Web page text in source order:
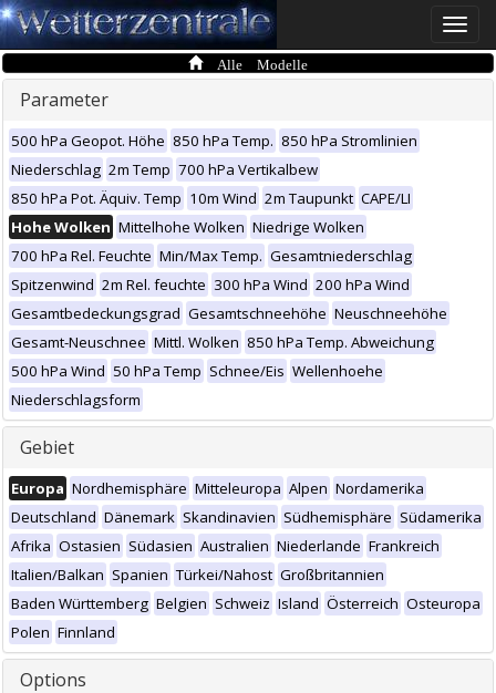
Toggle
Alle Modelle
Parameter
500 hPa Geopot. Höhe 850 hPa Temp. 850 hPa Stromlinien
Niederschlag 2m Temp 700 hPa Vertikalbew
850 hPa Pot. Äquiv. Temp 10m Wind 2m Taupunkt CAPE/LI
Hohe Wolken Mittelhohe Wolken Niedrige Wolken
700 hPa Rel. Feuchte Min/Max Temp. Gesamtniederschlag
Spitzenwind 2m Rel. feuchte 300 hPa Wind 200 hPa Wind
Gesamtbedeckungsgrad Gesamtschneehöhe Neuschneehöhe
Gesamt-Neuschnee Mittl. Wolken 850 hPa Temp. Abweichung
500 hPa Wind 50 hPa Temp Schnee/Eis Wellenhoehe
Niederschlagsform
Gebiet
Europa Nordhemisphäre Mitteleuropa Alpen Nordamerika
Deutschland Dänemark Skandinavien Südhemisphäre Südamerika
Afrika Ostasien Südasien Australien Niederlande Frankreich
Italien/Balkan Spanien Türkei/Nahost Großbritannien
Baden Württemberg Belgien Schweiz Island Österreich Osteuropa
Polen Finnland
Options